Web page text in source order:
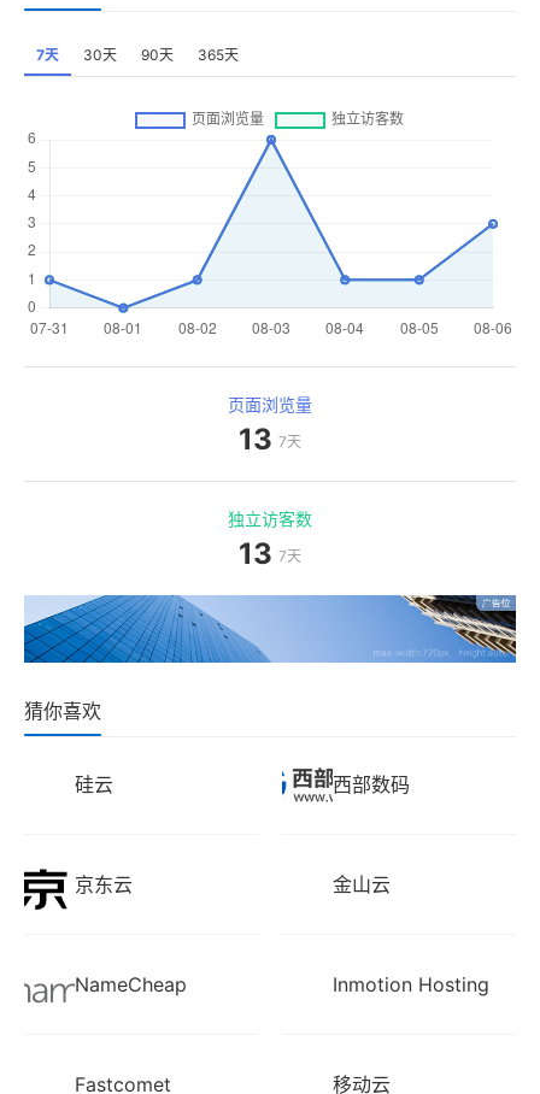
7天 30天 90天 365天
页面浏览量
13 7天
独立访客数
13 7天
猜你喜欢
硅云 西部数码
京东云 金山云
NameCheap Inmotion Hosting
Fastcomet 移动云